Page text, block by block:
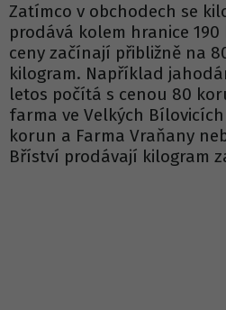
Zatímco v obchodech se
prodává kolem hranice
ceny začínají přibližně na
kilogram. Například
letos počítá s cenou 80
farma ve Velkých
korun a Farma Vraňany
Bříství prodávají kilogram